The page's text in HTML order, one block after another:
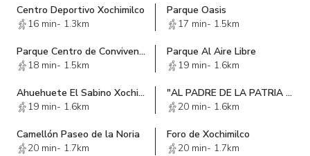
Centro Deportivo Xochimilco
16 min- 1.3km
Parque Oasis
17 min- 1.5km
Parque Centro de Convivencia Infantil
18 min- 1.5km
Parque Al Aire Libre
19 min- 1.6km
Ahuehuete El Sabino Xochimilco
19 min- 1.6km
"AL PADRE DE LA PATRIA LA COMUNIDAD DE XOCHIMILCO
20 min- 1.6km
Camellón Paseo de la Noria
20 min- 1.7km
Foro de Xochimilco
20 min- 1.7km